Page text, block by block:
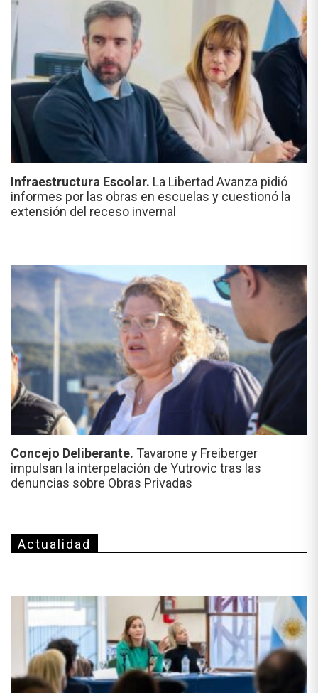
Infraestructura Escolar. La Libertad Avanza pidió
informes por las obras en escuelas y cuestionó la
extensión del receso invernal
Concejo Deliberante. Tavarone y Freiberger
impulsan la interpelación de Yutrovic tras las
denuncias sobre Obras Privadas
Actualidad